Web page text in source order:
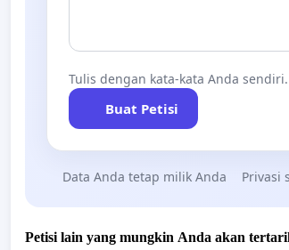
Tulis dengan kata-kata Anda
Buat Petisi
Data Anda tetap milik Anda Privasi
Petisi lain yang mungkin Anda akan